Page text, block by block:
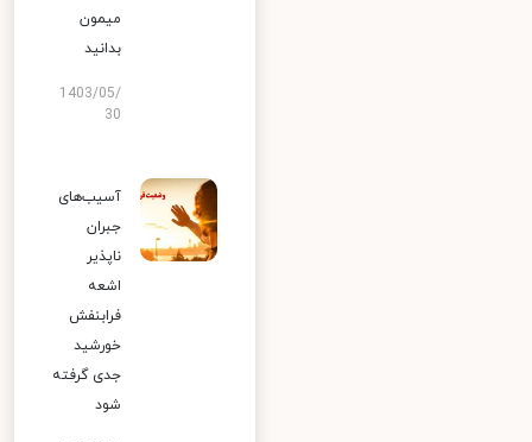
میمون
بدانید
1403/05/
30
آسیب‌های
جبران
ناپذیر
اشعه
فرابنفش
خورشید
جدی گرفته
شود